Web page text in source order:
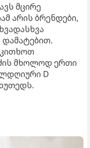
მცირე
არის ბრენდები,
დამატებით.
მხოლოდ ერთი
D